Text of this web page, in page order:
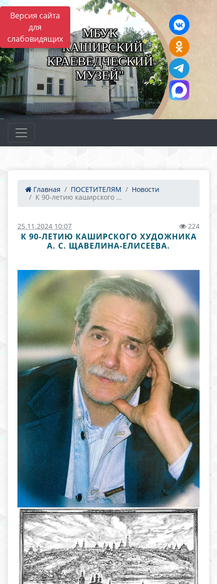
Версия сайта
для
слабовидящих
МБУК
"КАШИРСКИЙ
КРАЕВЕДЧЕСКИЙ
МУЗЕЙ"
Главная ПОСЕТИТЕЛЯМ
Новости
К 90-летию каширского ...
25.11.2024 10:07 224
К 90-ЛЕТИЮ КАШИРСКОГО ХУДОЖНИКА
А. С. ЩАВЕЛИНА-ЕЛИСЕЕВА.